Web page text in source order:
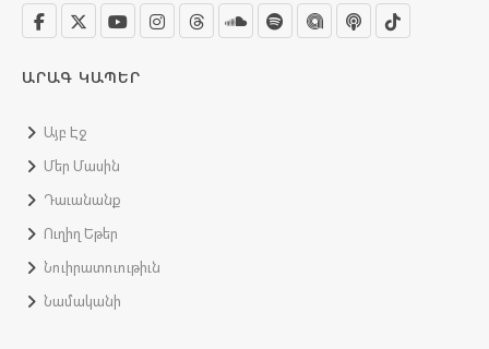
ԱՐԱԳ ԿԱՊԵՐ
Այբ Էջ
Մեր Մասին
Դաւանանք
Ուղիղ Եթեր
Նուիրատուութիւն
Նամականի